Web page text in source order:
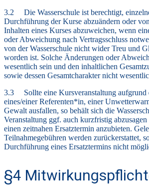
3.2 Die Wasserschule ist berechtigt,
Durchführung der Kurse abzuändern oder
Inhalten eines Kurses abzuweichen, wenn
oder Abweichung nach Vertragsschluss
von der Wasserschule nicht wider Treu und
worden ist. Solche Änderungen oder
wesentlich sein und den inhaltlichen
sowie dessen Gesamtcharakter nicht
3.3 Sollte eine Kursveranstaltung aufgrund
eines/einer Referenten*in, einer
Gewalt ausfallen, so behält sich die
Veranstaltung ggf. auch kurzfristig
einen zeitnahen Ersatztermin anzubieten.
Teilnahmegebühren werden zurückerstattet,
Durchführung eines Ersatztermins nicht
§4